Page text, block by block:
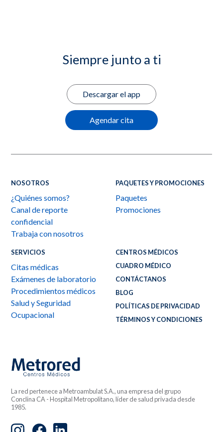
Siempre junto a ti
Descargar el app
Agendar cita
La red pertenece a Metroambulat S.A., una empresa del grupo
Conclina CA - Hospital Metropolitano, líder de salud privada desde
1985.
NOSOTROS
¿Quiénes somos?
Canal de reporte
confidencial
Trabaja con nosotros
SERVICIOS
Citas médicas
Exámenes de laboratorio
Procedimientos médicos
Salud y Seguridad
Ocupacional
PAQUETES Y PROMOCIONES
Paquetes
Promociones
CENTROS MÉDICOS
CUADRO MÉDICO
CONTÁCTANOS
BLOG
POLÍTICAS DE PRIVACIDAD
TÉRMINOS Y CONDICIONES